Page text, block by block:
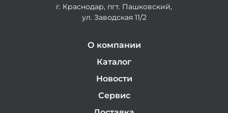
г. Краснодар, пгт. Пашковский,
ул. Заводская 11/2
О компании
Каталог
Новости
Сервис